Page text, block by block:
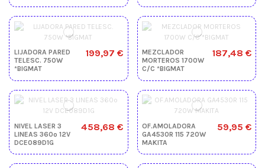
LIJADORA PARED
TELESC. 750W
*BIGMAT
199,97 €
MEZCLADOR
MORTEROS 1700W
C/C *BIGMAT
187,48 €
NIVEL LASER 3
LINEAS 360º 12V
DCE089D1G
458,68 €
OF.AMOLADORA
GA4530R 115 720W
MAKITA
59,95 €